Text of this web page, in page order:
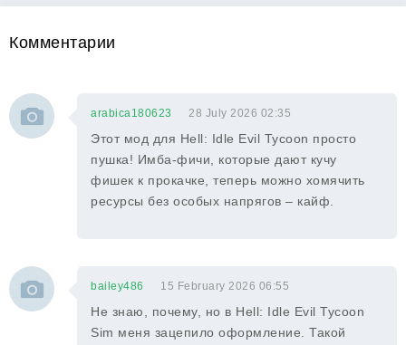
Комментарии
arabica180623 28 July 2026 02:35
Этот мод для Hell: Idle Evil Tycoon просто
пушка! Имба-фичи, которые дают кучу
фишек к прокачке, теперь можно хомячить
ресурсы без особых напрягов – кайф.
bailey486 15 February 2026 06:55
Не знаю, почему, но в Hell: Idle Evil Tycoon
Sim меня зацепило оформление. Такой